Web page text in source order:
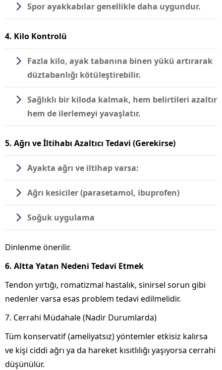
Spor ayakkabılar genellikle daha uygundur.
4. Kilo Kontrolü
Fazla kilo, ayak tabanına binen yükü artırarak
düztabanlığı kötüleştirebilir.
Sağlıklı bir kiloda kalmak, hem belirtileri azaltır
hem de ilerlemeyi yavaşlatır.
5. Ağrı ve İltihabı Azaltıcı Tedavi (Gerekirse)
Ayakta ağrı ve iltihap varsa:
Ağrı kesiciler (parasetamol, ibuprofen)
Soğuk uygulama
Dinlenme önerilir.
6. Altta Yatan Nedeni Tedavi Etmek
Tendon yırtığı, romatizmal hastalık, sinirsel sorun gibi
nedenler varsa esas problem tedavi edilmelidir.
7. Cerrahi Müdahale (Nadir Durumlarda)
Tüm konservatif (ameliyatsız) yöntemler etkisiz kalırsa
ve kişi ciddi ağrı ya da hareket kısıtlılığı yaşıyorsa cerrahi
düşünülür.